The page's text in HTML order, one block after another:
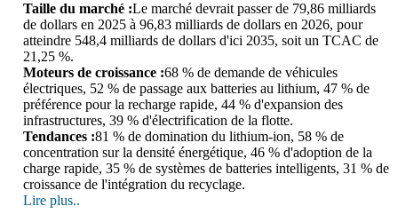
Taille du marché :Le marché devrait passer de 79,86 milliards
de dollars en 2025 à 96,83 milliards de dollars en 2026, pour
atteindre 548,4 milliards de dollars d'ici 2035, soit un TCAC de
21,25 %.
Moteurs de croissance :68 % de demande de véhicules
électriques, 52 % de passage aux batteries au lithium, 47 % de
préférence pour la recharge rapide, 44 % d'expansion des
infrastructures, 39 % d'électrification de la flotte.
Tendances :81 % de domination du lithium-ion, 58 % de
concentration sur la densité énergétique, 46 % d'adoption de la
charge rapide, 35 % de systèmes de batteries intelligents, 31 % de
croissance de l'intégration du recyclage.
Lire plus..